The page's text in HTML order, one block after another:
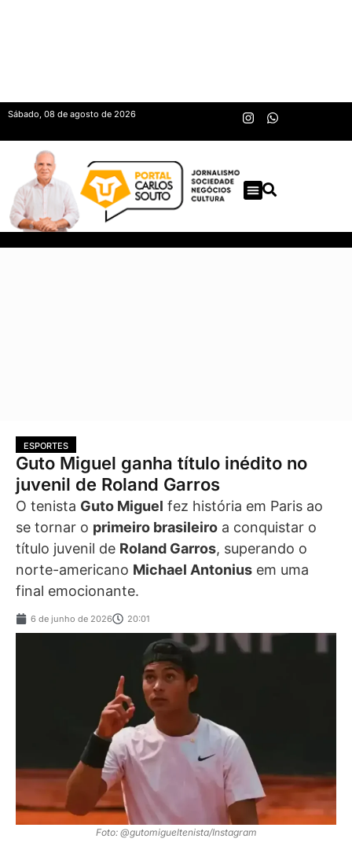
Sábado, 08 de agosto de 2026
ESPORTES
Guto Miguel ganha título inédito no
juvenil de Roland Garros
O tenista Guto Miguel fez história em Paris ao
se tornar o primeiro brasileiro a conquistar o
título juvenil de Roland Garros, superando o
norte-americano Michael Antonius em uma
final emocionante.
6 de junho de 2026 20:01
Foto: @gutomigueltenista/Instagram